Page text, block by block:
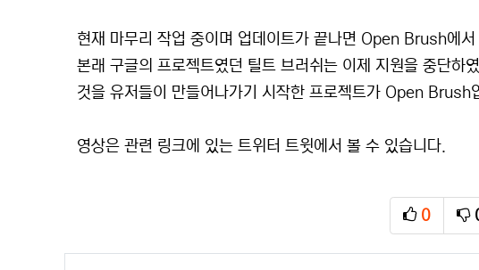
현재 마무리 작업 중이며 업데이트가 끝나면 Open Brush에
본래 구글의 프로젝트였던 틸트 브러쉬는 이제 지원을 중단하
것을 유저들이 만들어나가기 시작한 프로젝트가 Open Brush
영상은 관련 링크에 있는 트위터 트윗에서 볼 수 있습니다.
0
추천